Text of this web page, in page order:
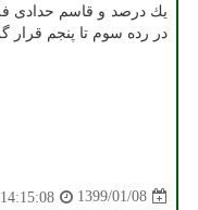
یك درصد و قاسم حدادی
در رده سوم تا پنجم قرار
1399/01/08
14:15:08